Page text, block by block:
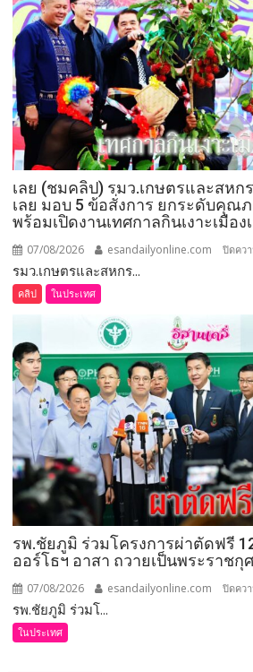
เลย (ชมคลิป) รมว.เกษตรและสห
เลย มอบ 5 ข้อสั่งการ ยกระดับคุณ
พร้อมเปิดงานเทศกาลกินเงาะเมือง
07/08/2026 esandailyonline.com ปิดคว
รมว.เกษตรและสหกร...
คลิป ในประเทศ
รพ.ชัยภูมิ ร่วมโครงการผ่าตัดฟรี
ออร์โธฯ อาสา ถวายเป็นพระราชกุ
07/08/2026 esandailyonline.com ปิดคว
รพ.ชัยภูมิ ร่วมโ...
ในประเทศ